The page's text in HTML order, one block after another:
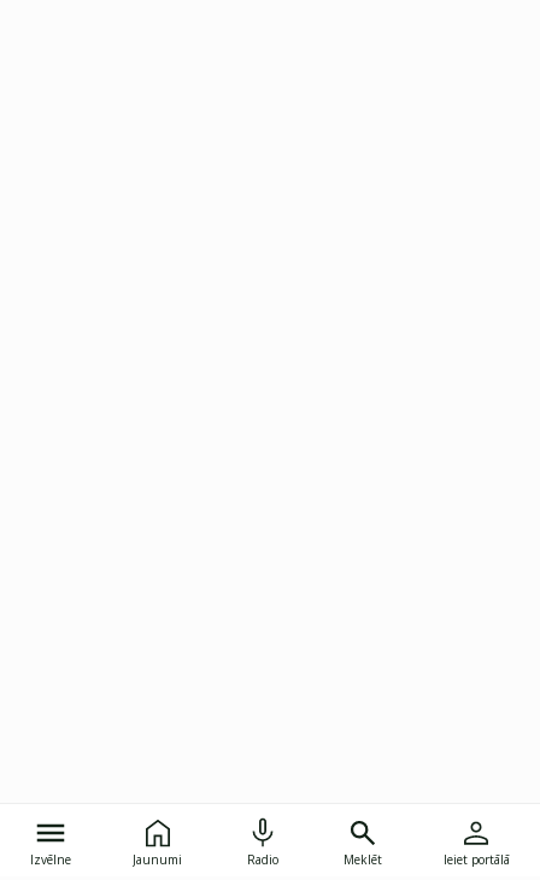
Izvēlne Jaunumi Radio Meklēt Ieiet portālā